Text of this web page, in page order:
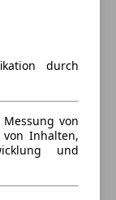
durch
von
Inhalten,
und